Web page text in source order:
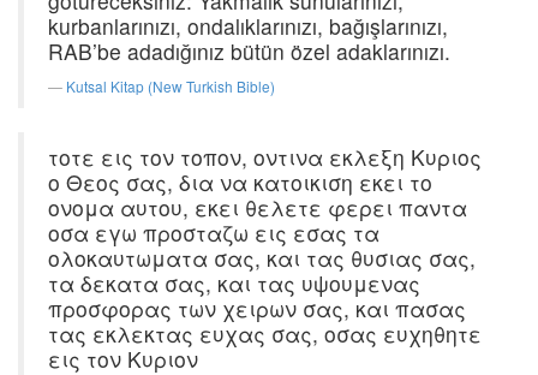
kurbanlarınızı, ondalıklarınızı, bağışlarınızı,
RAB’be adadığınız bütün özel adaklarınızı.
Kutsal Kitap (New Turkish Bible)
τοτε εις τον τοπον, οντινα εκλεξη Κυριος
ο Θεος σας, δια να κατοικιση εκει το
ονομα αυτου, εκει θελετε φερει παντα
οσα εγω προσταζω εις εσας τα
ολοκαυτωματα σας, και τας θυσιας σας,
τα δεκατα σας, και τας υψουμενας
προσφορας των χειρων σας, και πασας
τας εκλεκτας ευχας σας, οσας ευχηθητε
εις τον Κυριον